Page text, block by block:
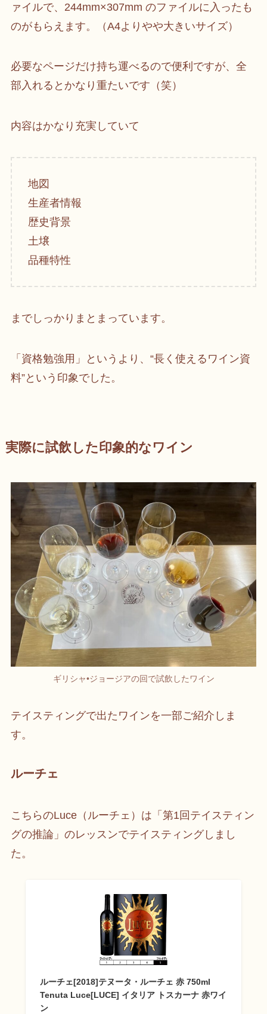
ァイルで、244mm×307mm のファイルに入ったも
のがもらえます。（A4よりやや大きいサイズ）
必要なページだけ持ち運べるので便利ですが、全
部入れるとかなり重たいです（笑）
内容はかなり充実していて
地図
生産者情報
歴史背景
土壌
品種特性
までしっかりまとまっています。
「資格勉強用」というより、“長く使えるワイン資
料”という印象でした。
実際に試飲した印象的なワイン
ギリシャ•ジョージアの回で試飲したワイン
テイスティングで出たワインを一部ご紹介しま
す。
ルーチェ
こちらのLuce（ルーチェ）は「第1回テイスティン
グの推論」のレッスンでテイスティングしまし
た。
ルーチェ[2018]テヌータ・ルーチェ 赤 750ml
Tenuta Luce[LUCE] イタリア トスカーナ 赤ワイ
ン